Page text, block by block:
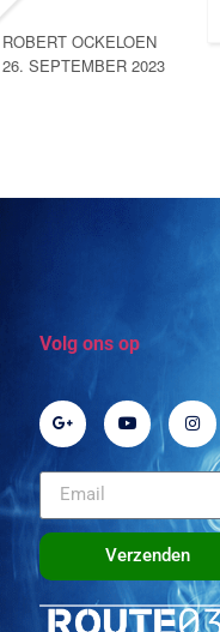
ROBERT OCKELOEN
26. SEPTEMBER 2023
Volg ons op
Verzenden